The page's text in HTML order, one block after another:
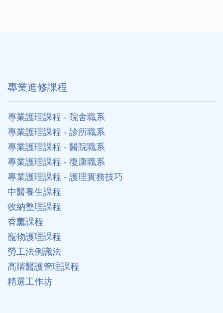
專業進修課程
專業護理課程 - 院舍職系
專業護理課程 - 診所職系
專業護理課程 - 醫院職系
專業護理課程 - 復康職系
專業護理課程 - 護理實務技巧
中醫養生課程
收納整理課程
香薰課程
寵物護理課程
勞工法例識法
高階醫護管理課程
精選工作坊